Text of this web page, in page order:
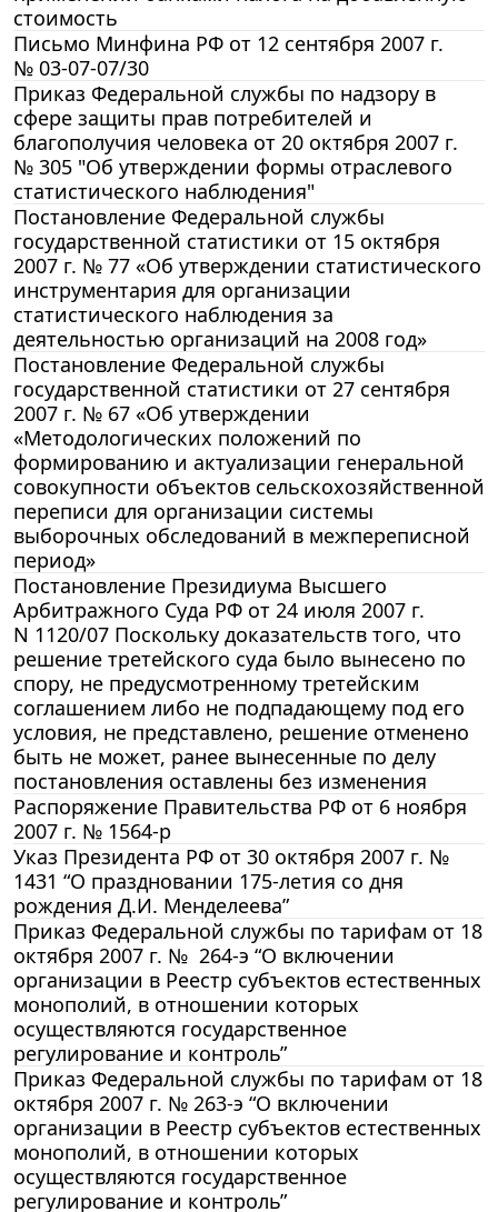
стоимость
Письмо Минфина РФ от 12 сентября 2007 г.
№ 03-07-07/30
Приказ Федеральной службы по надзору в
сфере защиты прав потребителей и
благополучия человека от 20 октября 2007 г.
№ 305 "Об утверждении формы отраслевого
статистического наблюдения"
Постановление Федеральной службы
государственной статистики от 15 октября
2007 г. № 77 «Об утверждении статистического
инструментария для организации
статистического наблюдения за
деятельностью организаций на 2008 год»
Постановление Федеральной службы
государственной статистики от 27 сентября
2007 г. № 67 «Об утверждении
«Методологических положений по
формированию и актуализации генеральной
совокупности объектов сельскохозяйственной
переписи для организации системы
выборочных обследований в межпереписной
период»
Постановление Президиума Высшего
Арбитражного Суда РФ от 24 июля 2007 г.
N 1120/07 Поскольку доказательств того, что
решение третейского суда было вынесено по
спору, не предусмотренному третейским
соглашением либо не подпадающему под его
условия, не представлено, решение отменено
быть не может, ранее вынесенные по делу
постановления оставлены без изменения
Распоряжение Правительства РФ от 6 ноября
2007 г. № 1564-р
Указ Президента РФ от 30 октября 2007 г. №
1431 “О праздновании 175-летия со дня
рождения Д.И. Менделеева”
Приказ Федеральной службы по тарифам от 18
октября 2007 г. № 264-э “О включении
организации в Реестр субъектов естественных
монополий, в отношении которых
осуществляются государственное
регулирование и контроль”
Приказ Федеральной службы по тарифам от 18
октября 2007 г. № 263-э “О включении
организации в Реестр субъектов естественных
монополий, в отношении которых
осуществляются государственное
регулирование и контроль”